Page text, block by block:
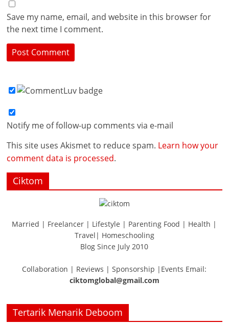
Save my name, email, and website in this browser for
the next time I comment.
Notify me of follow-up comments via e-mail
This site uses Akismet to reduce spam. Learn how your
comment data is processed.
Ciktom
Married | Freelancer | Lifestyle | Parenting Food | Health |
Travel| Homeschooling
Blog Since July 2010
Collaboration | Reviews | Sponsorship |Events Email:
ciktomglobal@gmail.com
Tertarik Menarik Deboom